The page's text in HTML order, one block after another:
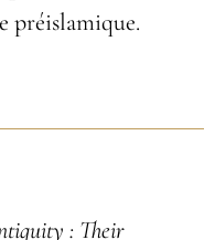
préislamique.
: Their